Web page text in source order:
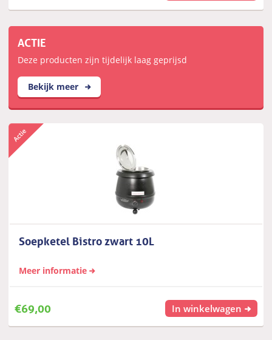
ACTIE
Deze producten zijn tijdelijk laag geprijsd
Bekijk meer
Soepketel Bistro zwart 10L
Meer informatie
€69,00 In winkelwagen